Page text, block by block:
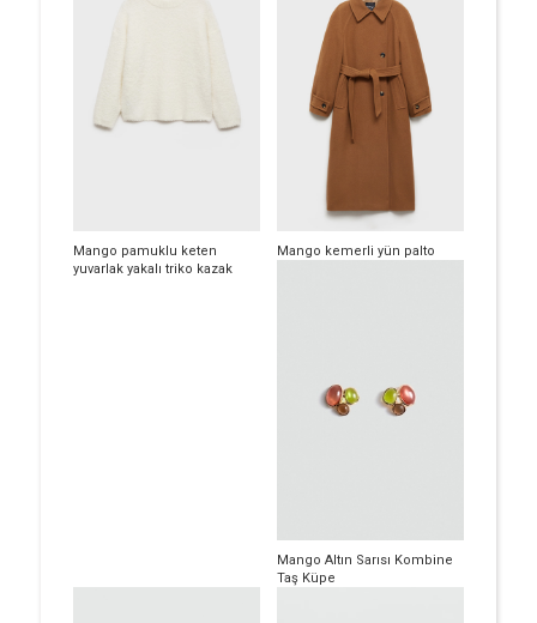
Mango pamuklu keten
yuvarlak yakalı triko kazak
Mango kemerli yün palto
Mango Altın Sarısı Kombine
Taş Küpe